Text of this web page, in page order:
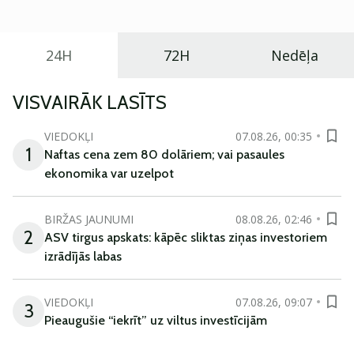
24H 72H Nedēļa
VISVAIRĀK LASĪTS
1
VIEDOKĻI
07.08.26, 00:35
Naftas cena zem 80 dolāriem; vai pasaules
ekonomika var uzelpot
2
BIRŽAS JAUNUMI
08.08.26, 02:46
ASV tirgus apskats: kāpēc sliktas ziņas investoriem
izrādījās labas
3 VIEDOKĻI
07.08.26, 09:07
Pieaugušie “iekrīt” uz viltus investīcijām